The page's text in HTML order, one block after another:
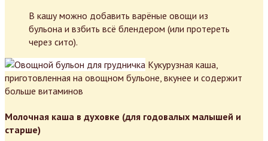
В кашу можно добавить варёные овощи из
бульона и взбить всё блендером (или протереть
через сито).
Кукурузная каша,
приготовленная на овощном бульоне, вкунее и содержит
больше витаминов
Молочная каша в духовке (для годовалых малышей и
старше)